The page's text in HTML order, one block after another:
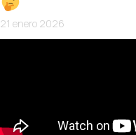
21 enero 2026